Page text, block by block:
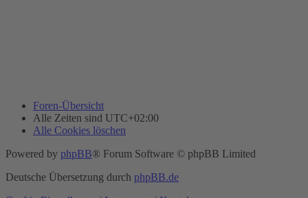
Foren-Übersicht
Alle Zeiten sind UTC+02:00
Alle Cookies löschen
Powered by phpBB® Forum Software © phpBB Limited
Deutsche Übersetzung durch phpBB.de